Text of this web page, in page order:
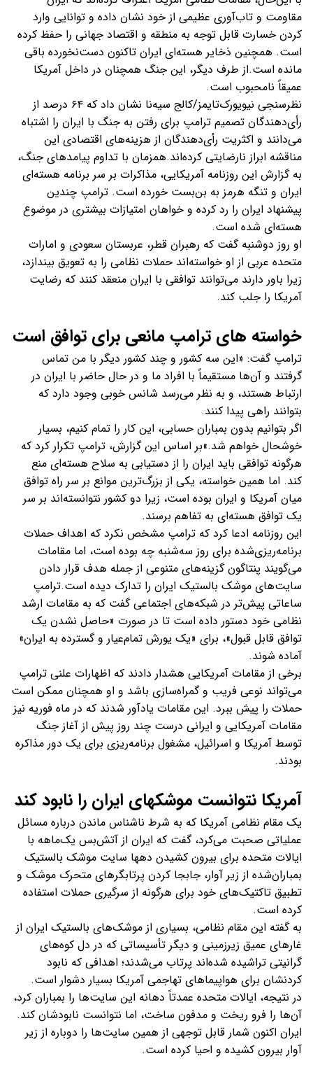
مقاومت و تاب‌آوری عظیمی از خود نشان داده و توانایی وارد
کردن خسارت قابل توجه به منطقه و اقتصاد جهانی را حفظ کرده
است. همچنین ذخایر هسته‌ای ایران تاکنون دست‌نخورده باقی
مانده است.از طرف دیگر، این جنگ همچنان در داخل آمریکا
عمیقاً نامحبوب است.
نظرسنجی نیویورک‌تایمز/کالج سیه‌نا نشان داد که ۶۴ درصد از
رأی‌دهندگان تصمیم ترامپ برای رفتن به جنگ با ایران را اشتباه
می‌دانند و اکثریت رأی‌دهندگان از هزینه‌های اقتصادی این
مناقشه ابراز نارضایتی کرده‌اند.همزمان با تداوم پیامدهای جنگ،
به گزارش این روزنامه آمریکایی، مذاکرات بر سر برنامه هسته‌ای
ایران و تنگه هرمز به بن‌بست خورده است. ترامپ چندین
پیشنهاد ایران را رد کرده و خواهان امتیازات بیشتری در موضوع
هسته‌ای شده است.
او روز دوشنبه گفت که رهبران قطر، عربستان سعودی و امارات
متحده عربی از او خواسته‌اند حملات نظامی را به تعویق بیندازد،
زیرا باور دارند می‌توانند توافقی با ایران منعقد کنند که رضایت
آمریکا را جلب کند.
خواسته های ترامپ مانعی برای توافق است
ترامپ گفت: «این سه کشور و چند کشور دیگر با من تماس
گرفتند و آن‌ها مستقیماً با افراد ما و در حال حاضر با ایران در
ارتباط هستند، و به نظر می‌رسد شانس خوبی وجود دارد که
بتوانند راهی پیدا کنند.
اگر بتوانیم بدون بمباران حسابی، این کار را تمام کنیم، بسیار
خوشحال خواهم شد.»بر اساس این گزارش، ترامپ تکرار کرد که
هرگونه توافقی باید ایران را از دستیابی به سلاح هسته‌ای منع
کند. اما همین خواسته، یکی از بزرگ‌ترین موانع بر سر راه توافق
میان آمریکا و ایران بوده است، زیرا دو کشور نتوانسته‌اند بر سر
یک توافق هسته‌ای به تفاهم برسند.
این روزنامه ادعا کرد که ترامپ مشخص نکرد که اهداف حملات
برنامه‌ریزی‌شده برای روز سه‌شنبه چه بوده است، اما مقامات
می‌گویند پنتاگون گزینه‌های متنوعی از جمله هدف قرار دادن
سایت‌های موشک بالستیک ایران را تدارک دیده است.ترامپ
ساعاتی پیش‌تر در شبکه‌های اجتماعی گفت که به مقامات ارشد
نظامی خود دستور داده است تا در صورت «حاصل نشدن یک
توافق قابل قبول»، برای «یک یورش تمام‌عیار و گسترده به ایران»
آماده شوند.
برخی از مقامات آمریکایی هشدار دادند که اظهارات علنی ترامپ
می‌تواند نوعی فریب و گمراه‌سازی باشد و او همچنان ممکن است
حملات را پیش ببرد. این مقامات یادآور شدند که در ماه فوریه نیز
مقامات آمریکایی و ایرانی درست چند روز پیش از آغاز جنگ
توسط آمریکا و اسرائیل، مشغول برنامه‌ریزی برای یک دور مذاکره
بودند.
آمریکا نتوانست موشکهای ایران را نابود کند
یک مقام نظامی آمریکا که به شرط ناشناس ماندن درباره مسائل
عملیاتی صحبت می‌کرد، گفت که ایران از آتش‌بس یک‌ماهه با
ایالات متحده برای بیرون کشیدن دهها سایت موشک بالستیک
بمباران‌شده از زیر آوار، جابجا کردن پرتابگرهای متحرک موشک و
تطبیق تاکتیک‌های خود برای هرگونه از سرگیری حملات استفاده
کرده است.
به گفته این مقام نظامی، بسیاری از موشک‌های بالستیک ایران از
غارهای عمیق زیرزمینی و دیگر تأسیساتی که در دل کوه‌های
گرانیتی تراشیده شده‌اند پرتاب می‌شدند؛ اهدافی که نابود
کردنشان برای هواپیماهای تهاجمی آمریکا بسیار دشوار است.
در نتیجه، ایالات متحده عمدتاً دهانه این سایت‌ها را بمباران کرد،
آن‌ها را فرو ریخت و مدفون ساخت، اما نتوانست نابودشان کند.
ایران اکنون شمار قابل توجهی از همین سایت‌ها را دوباره از زیر
آوار بیرون کشیده و احیا کرده است.